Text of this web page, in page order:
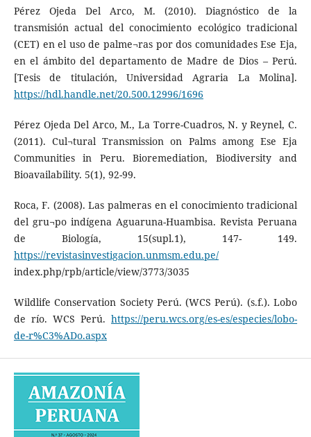
Pérez Ojeda Del Arco, M. (2010). Diagnóstico de la
transmisión actual del conocimiento ecológico tradicional
(CET) en el uso de palme¬ras por dos comunidades Ese Eja,
en el ámbito del departamento de Madre de Dios – Perú.
[Tesis de titulación, Universidad Agraria La Molina].
https://hdl.handle.net/20.500.12996/1696
Pérez Ojeda Del Arco, M., La Torre-Cuadros, N. y Reynel, C.
(2011). Cul¬tural Transmission on Palms among Ese Eja
Communities in Peru. Bioremediation, Biodiversity and
Bioavailability. 5(1), 92-99.
Roca, F. (2008). Las palmeras en el conocimiento tradicional
del gru¬po indígena Aguaruna-Huambisa. Revista Peruana
de Biología, 15(supl.1), 147- 149.
https://revistasinvestigacion.unmsm.edu.pe/
index.php/rpb/article/view/3773/3035
Wildlife Conservation Society Perú. (WCS Perú). (s.f.). Lobo
de río. WCS Perú.https://peru.wcs.org/es-es/especies/lobo-
de-r%C3%ADo.aspx